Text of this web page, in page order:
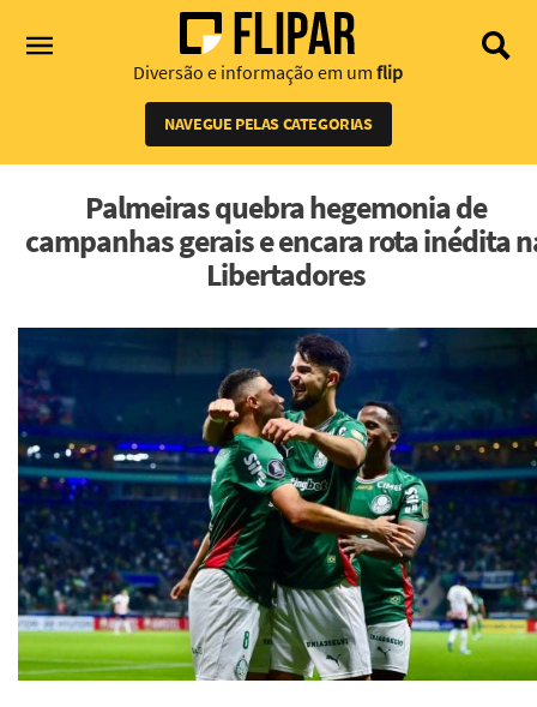
Diversão e informação em um flip
NAVEGUE PELAS CATEGORIAS
Palmeiras quebra hegemonia de
campanhas gerais e encara rota inédita
Libertadores